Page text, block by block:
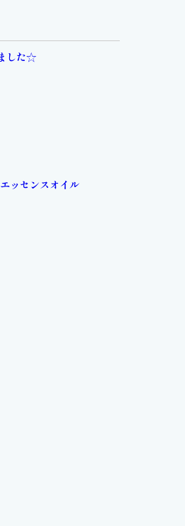
した☆
ッセンスオイル